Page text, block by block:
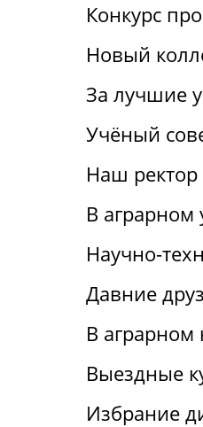
Конкурс
Новый
За лучшие
Учёный
Наш ректор
В аграрном
Научно-
Давние
В аграрном
Выездные
Избрание